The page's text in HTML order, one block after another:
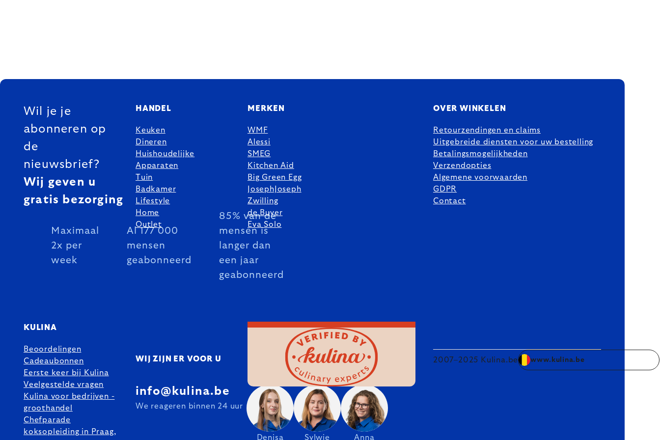
FOOTER
Wil je je
abonneren op
de
nieuwsbrief?
Wij geven u
gratis bezorging
Maximaal
2x per
week
Al 177 000
mensen
geabonneerd
85% van de
mensen is
langer dan
een jaar
geabonneerd
HANDEL
Keuken
Dineren
Huishoudelijke
Apparaten
Tuin
Badkamer
Lifestyle
Home
Outlet
MERKEN
WMF
Alessi
SMEG
Kitchen Aid
Big Green Egg
JosephJoseph
Zwilling
de Buyer
Eva Solo
OVER WINKELEN
Retourzendingen en claims
Uitgebreide diensten voor uw bestelling
Betalingsmogelijkheden
Verzendopties
Algemene voorwaarden
GDPR
Contact
KULINA
Beoordelingen
Cadeaubonnen
Eerste keer bij Kulina
Veelgestelde vragen
Kulina voor bedrijven -
groothandel
Chefparade
koksopleiding in Praag,
WIJ ZIJN ER VOOR U
Denisa Sylwie Anna
info@kulina.be
We reageren binnen 24 uur
2007–2025 Kulina.be www.kulina.be